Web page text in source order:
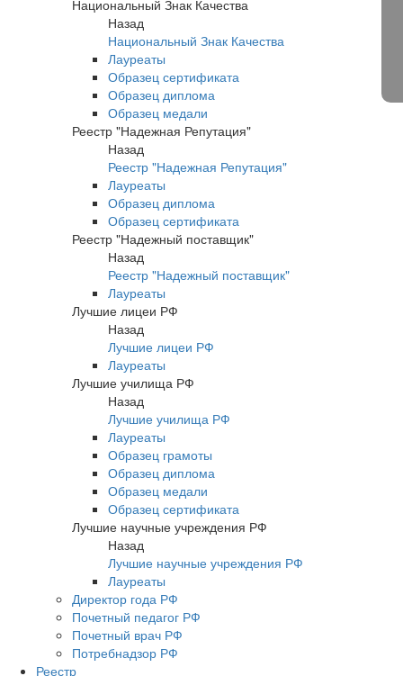
Национальный Знак Качества
Назад
Национальный Знак Качества
Лауреаты
Образец сертификата
Образец диплома
Образец медали
Реестр "Надежная Репутация"
Назад
Реестр "Надежная Репутация"
Лауреаты
Образец диплома
Образец сертификата
Реестр "Надежный поставщик"
Назад
Реестр "Надежный поставщик"
Лауреаты
Лучшие лицеи РФ
Назад
Лучшие лицеи РФ
Лауреаты
Лучшие училища РФ
Назад
Лучшие училища РФ
Лауреаты
Образец грамоты
Образец диплома
Образец медали
Образец сертификата
Лучшие научные учреждения РФ
Назад
Лучшие научные учреждения РФ
Лауреаты
Директор года РФ
Почетный педагог РФ
Почетный врач РФ
Потребнадзор РФ
Реестр